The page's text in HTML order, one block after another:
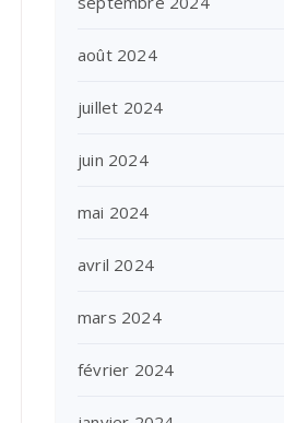
août 2024
juillet 2024
juin 2024
mai 2024
avril 2024
mars 2024
février 2024